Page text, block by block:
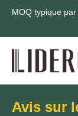
MOQ typique
Avis sur